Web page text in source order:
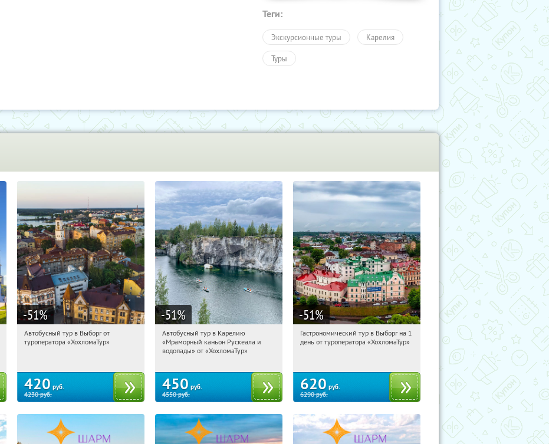
Теги:
Экскурсионные туры Карелия
Туры
-51%
12:11:24 Купили:
Автобусный тур в Выборг от
туроператора «ХохломаТур»
420 руб.
4230руб.
-51%
12:11:24 Купили:
Сенная площадь
Автобусный тур в Карелию
«Мраморный каньон Рускеала и
водопады» от «ХохломаТур»
450 руб.
4550руб.
-51%
12:11:24 Купили:5
Гастрономический тур в Выборг на 1
день от туроператора «ХохломаТур»
620 руб.
6290руб.